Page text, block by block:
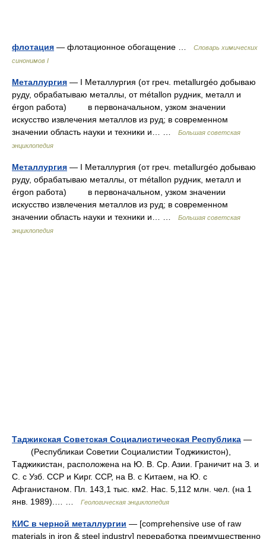
флотация — флотационное обогащение …
Cловарь химических
синонимов I
Металлургия — I Металлургия (от греч. metallurgéo добываю
руду, обрабатываю металлы, от métallon рудник, металл и
érgon работа) в первоначальном, узком значении
искусство извлечения металлов из руд; в современном
значении область науки и техники и… …
Большая советская
энциклопедия
Металлургия — I Металлургия (от греч. metallurgéo добываю
руду, обрабатываю металлы, от métallon рудник, металл и
érgon работа) в первоначальном, узком значении
искусство извлечения металлов из руд; в современном
значении область науки и техники и… …
Большая советская
энциклопедия
Таджикская Советская Социалистическая Республика —
(Pеспубликаи Cоветии Cоциалистии Tоджикистон),
Tаджикистан, расположена на Ю. B. Cp. Aзии. Граничит на З. и
C. c Узб. CCP и Kирг. CCP, на B. c Kитаем, на Ю. c
Aфганистаном. Пл. 143,1 тыс. км2. Hac. 5,112 млн. чел. (на 1
янв. 1989).… …
Геологическая энциклопедия
КИС в черной металлургии — [comprehensive use of raw
materials in iron & steel industry] переработка преимущественно